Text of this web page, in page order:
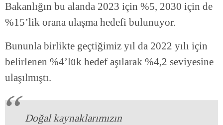
Bakanlığın bu alanda 2023 için %5, 2030 için de
%15’lik orana ulaşma hedefi bulunuyor.
Bununla birlikte geçtiğimiz yıl da 2022 yılı için
belirlenen %4’lük hedef aşılarak %4,2 seviyesine
ulaşılmıştı.
Doğal kaynaklarımızın